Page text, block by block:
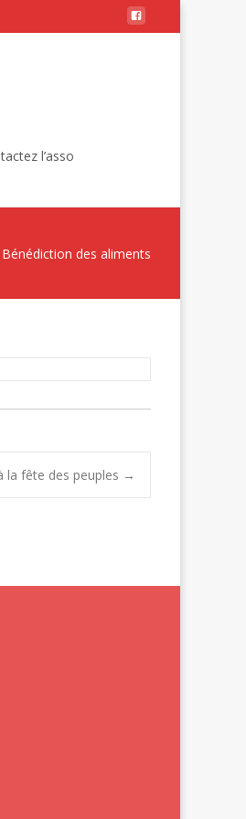
l’asso
Bénédiction des aliments
la fête des peuples →